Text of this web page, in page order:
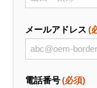
メールアドレス (
電話番号 (必須)